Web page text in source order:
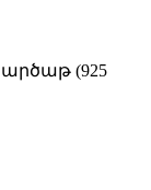
(925